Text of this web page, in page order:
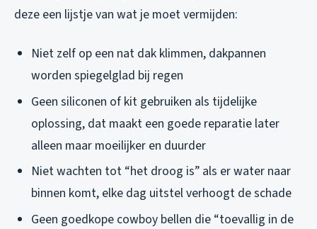
deze een lijstje van wat je moet vermijden:
Niet zelf op een nat dak klimmen, dakpannen
worden spiegelglad bij regen
Geen siliconen of kit gebruiken als tijdelijke
oplossing, dat maakt een goede reparatie later
alleen maar moeilijker en duurder
Niet wachten tot “het droog is” als er water naar
binnen komt, elke dag uitstel verhoogt de schade
Geen goedkope cowboy bellen die “toevallig in de